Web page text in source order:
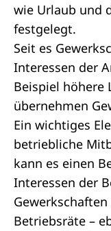
wie Urlaub und
festgelegt.
Seit es
Interessen der
Beispiel höhere
übernehmen
Ein wichtiges
betriebliche
kann es einen
Interessen der
Betriebsräte –